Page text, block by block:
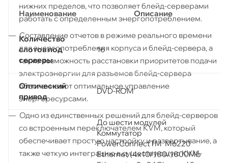
нижних пределов, что позволяет блейд-серверами
работать с определенным энергопотреблением.
Составление отчетов в режиме реального времени
для энергопотребления корпуса и блейд-сервера, а
также возможность расстановки приоритетов подачи
электроэнергии для разъемов блейд-сервера
обеспечивают оптимальное управление
энергоресурсами.
Одно из единственных решений для блейд-серверов
со встроенным переключателем KVM, который
обеспечивает простую настройку и развертывание, а
также четкую интеграцию в существующую KVM-
Наименование Описание
Количество
слотов под
серверы
16
Оптический
привод
DVD-ROM
До шести модулей
Коммутатор
PowerConnectTM M6220
Ethernet (4х10/100/1000Mb